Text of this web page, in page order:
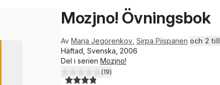
Mozjno! Övningsbok
Av Marja Jegorenkov Sirpa Piispanen och 2 till
Häftad, Svenska, 2006
Del i serien Mozjno!
3,9utav 5 stjärnor. Totalt antal röster:
(19)